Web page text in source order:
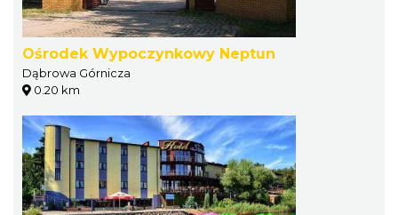
Ośrodek Wypoczynkowy Neptun
Dąbrowa Górnicza
0.20 km